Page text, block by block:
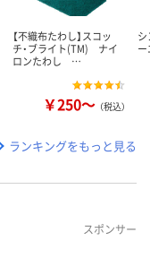
【不織布たわし】スコッ
チ・ブライト(TM) ナイ
ロンたわし …
￥250～ （税込）
ランキングをもっと見る
スポンサー